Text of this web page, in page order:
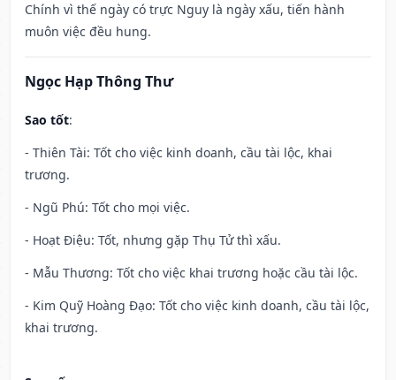
Chính vì thế ngày có trực Nguy là ngày xấu, tiến hành
muôn việc đều hung.
Ngọc Hạp Thông Thư
Sao tốt:
- Thiên Tài: Tốt cho việc kinh doanh, cầu tài lộc, khai
trương.
- Ngũ Phú: Tốt cho mọi việc.
- Hoạt Điệu: Tốt, nhưng gặp Thụ Tử thì xấu.
- Mẫu Thương: Tốt cho việc khai trương hoặc cầu tài lộc.
- Kim Quỹ Hoàng Đạo: Tốt cho việc kinh doanh, cầu tài lộc,
khai trương.